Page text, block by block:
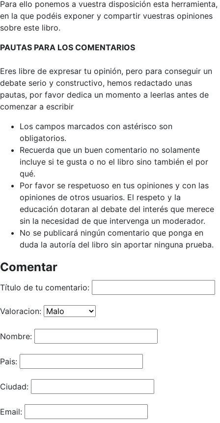
Para ello ponemos a vuestra disposición esta herramienta,
en la que podéis exponer y compartir vuestras opiniones
sobre este libro.
PAUTAS PARA LOS COMENTARIOS
Eres libre de expresar tu opinión, pero para conseguir un
debate serio y constructivo, hemos redactado unas
pautas, por favor dedica un momento a leerlas antes de
comenzar a escribir
Los campos marcados con astérisco son
obligatorios.
Recuerda que un buen comentario no solamente
incluye si te gusta o no el libro sino también el por
qué.
Por favor se respetuoso en tus opiniones y con las
opiniones de otros usuarios. El respeto y la
educación dotaran al debate del interés que merece
sin la necesidad de que intervenga un moderador.
No se publicará ningún comentario que ponga en
duda la autoría del libro sin aportar ninguna prueba.
Comentar
Título de tu comentario:
Valoracion:
Nombre:
Pais:
Ciudad:
Email: